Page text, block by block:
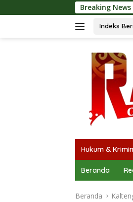
ke
Breaking News
Buka
Indeks
Hukum &
Beranda
Beranda